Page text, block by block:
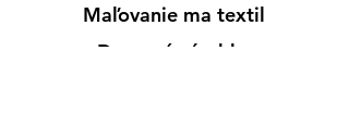
Maľovanie ma textil
Drevené výrobky